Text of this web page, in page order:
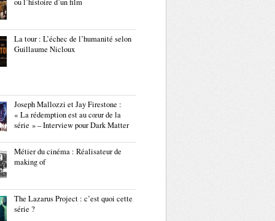
ou l’histoire d’un film
La tour : L’échec de l’humanité selon
Guillaume Nicloux
Joseph Mallozzi et Jay Firestone :
« La rédemption est au cœur de la
série » – Interview pour Dark Matter
Métier du cinéma : Réalisateur de
making of
The Lazarus Project : c’est quoi cette
série ?